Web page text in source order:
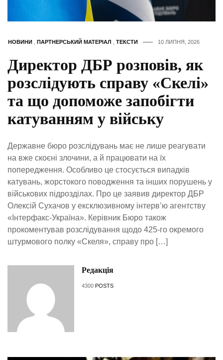
НОВИНИ ПАРТНЕРСЬКИЙ МАТЕРІАЛ ТЕКСТИ 10 ЛИПНЯ, 2026
Директор ДБР розповів, як
розслідують справу «Скелі»
та що допоможе запобігти
катуванням у війську
Державне бюро розслідувань має не лише реагувати
на вже скоєні злочини, а й працювати на їх
попередження. Особливо це стосується випадків
катувань, жорстокого поводження та інших порушень у
військових підрозділах. Про це заявив директор ДБР
Олексій Сухачов у ексклюзивному інтерв’ю агентству
«Інтерфакс-Україна». Керівник Бюро також
прокоментував розслідування щодо 425-го окремого
штурмового полку «Скеля», справу про […]
Редакція
4300 POSTS